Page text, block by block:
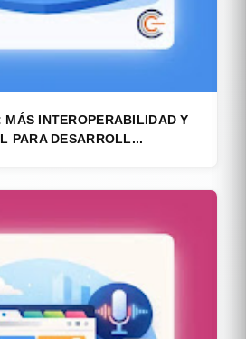
MÁS INTEROPERABILIDAD Y
PARA DESARROLL...